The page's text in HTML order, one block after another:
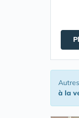
Autres
à la